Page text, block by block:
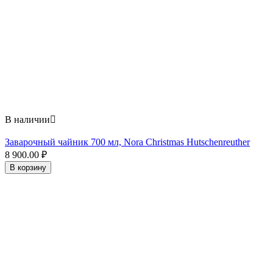
В наличии
Заварочный чайник 700 мл, Nora Christmas Hutschenreuther
8 900.00 ₽
В корзину